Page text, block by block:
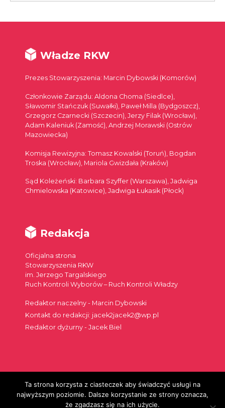
Władze RKW
Prezes Stowarzyszenia: Marcin Dybowski (Komorów)
Członkowie Zarządu: Aldona Choma (Siedlce),
Sławomir Stańczuk (Suwałki), Paweł Milla (Bydgoszcz),
Grzegorz Czarnecki (Szczecin), Jerzy Filak (Wrocław),
Adam Kaleniuk (Zamość), Andrzej Morawski (Ostrów
Mazowiecka)
Komisja Rewizyjna: Tomasz Kowalski (Toruń), Bogdan
Troska (Wrocław), Mariola Gwizdała (Kraków)
Sąd Koleżeński: Barbara Szyffer (Warszawa), Jadwiga
Chmielowska (Katowice), Jadwiga Łukasik (Płock)
Redakcja
Oficjalna strona
Stowarzyszenia RKW
im. Jerzego Targalskiego
Ruch Kontroli Wyborów – Ruch Kontroli Władzy
Redaktor naczelny - Marcin Dybowski
Kontakt do redakcji: jacek2jacek2@wp.pl
Redaktor dyżurny - Jacek Biel
Szukaj:
Ta strona korzysta z ciasteczek aby świadczyć usługi na
najwyższym poziomie. Dalsze korzystanie ze strony oznacza,
że zgadzasz się na ich użycie.